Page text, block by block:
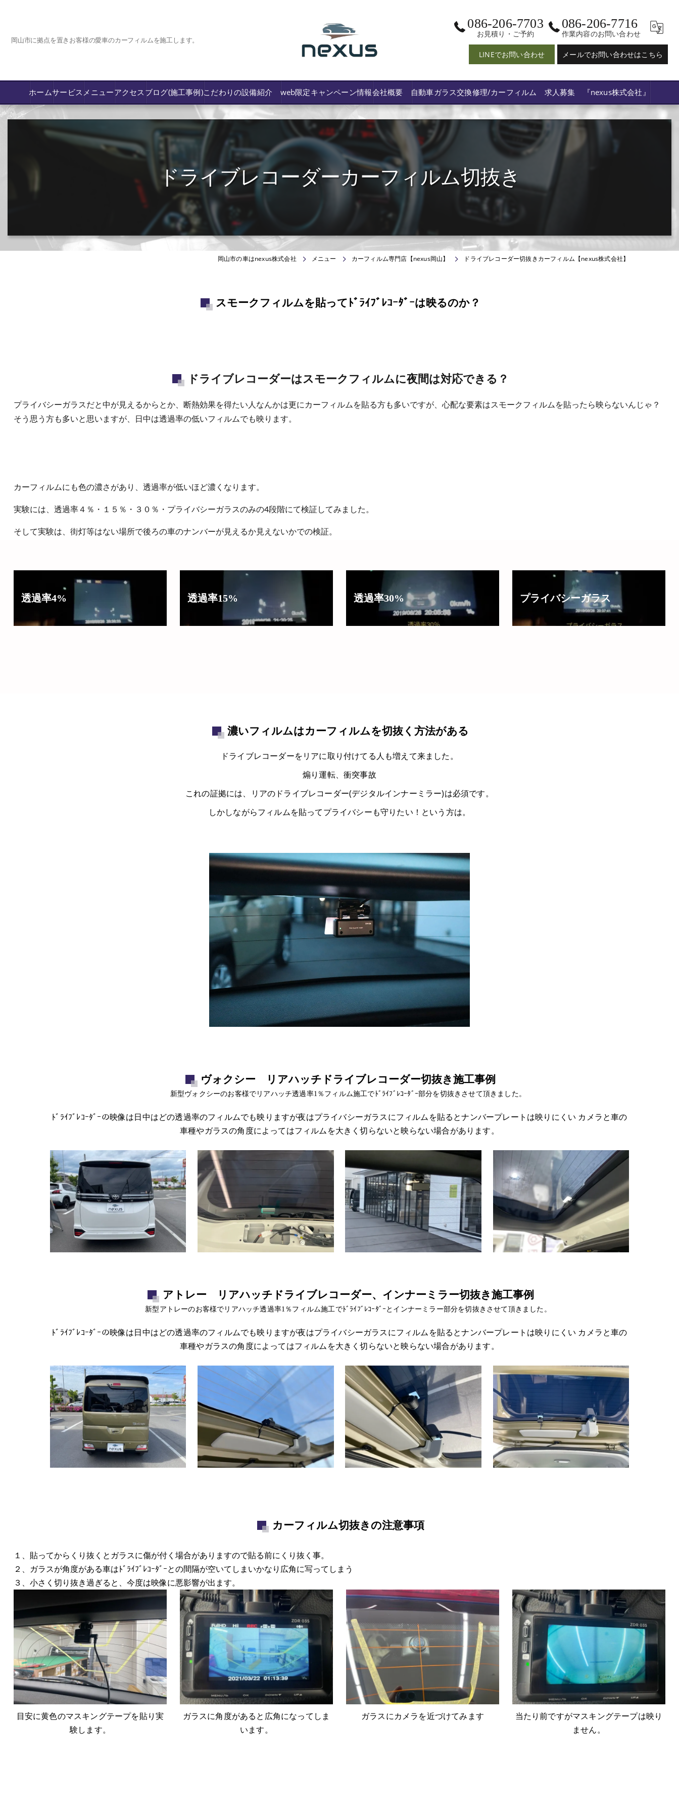
岡山市に拠点を置きお客様の愛車のカーフィルムを施工します。
086-206-7703
お見積り・ご予約
086-206-7716
作業内容のお問い合わせ
LINEでお問い合わせ メールでお問い合わせはこちら
ホームサービス メニュー
カーフィルム専門店【nexus岡山】
フロントガラス飛び石傷/補修修理か交換/費用や保険修理の可否など解説
鈑金修理･塗装
PPF プロテクションフィルム
カー用品取付･車販売･買取(ﾄﾞﾗﾚｺ･ﾅﾋﾞ等)
アクセス ブログ(施工事例)こだわりの設備紹介 web限定キャンペーン情報会社概要 自動車ガラス交換修理/カーフィルム 求人募集 『nexus株式会社』
ドライブレコーダーカーフィルム切抜き
岡山市の車はnexus株式会社 メニュー カーフィルム専門店【nexus岡山】 ドライブレコーダー切抜きカーフィルム【nexus株式会社】
スモークフィルムを貼ってﾄﾞﾗｲﾌﾞﾚｺｰﾀﾞｰは映るのか？
ドライブレコーダーはスモークフィルムに夜間は対応できる？
プライバシーガラスだと中が見えるからとか、断熱効果を得たい人なんかは更にカーフィルムを貼る方も多いですが、心配な要素はスモークフィルムを貼ったら映らないんじゃ？
そう思う方も多いと思いますが、日中は透過率の低いフィルムでも映ります。
カーフィルムにも色の濃さがあり、透過率が低いほど濃くなります。
実験には、透過率４％・１５％・３０％・プライバシーガラスのみの4段階にて検証してみました。
そして実験は、街灯等はない場所で後ろの車のナンバーが見えるか見えないかでの検証。
透過率4% 透過率15% 透過率30% プライバシーガラス
濃いフィルムはカーフィルムを切抜く方法がある
ドライブレコーダーをリアに取り付けてる人も増えて来ました。
煽り運転、衝突事故
これの証拠には、リアのドライブレコーダー(デジタルインナーミラー)は必須です。
しかしながらフィルムを貼ってプライバシーも守りたい！という方は。
ヴォクシー リアハッチドライブレコーダー切抜き施工事例
新型ヴォクシーのお客様でリアハッチ透過率1％フィルム施工でﾄﾞﾗｲﾌﾞﾚｺｰﾀﾞｰ部分を切抜きさせて頂きました。
ﾄﾞﾗｲﾌﾞﾚｺｰﾀﾞｰの映像は日中はどの透過率のフィルムでも映りますが夜はプライバシーガラスにフィルムを貼るとナンバープレートは映りにくい カメラと車の
車種やガラスの角度によってはフィルムを大きく切らないと映らない場合があります。
アトレー リアハッチドライブレコーダー、インナーミラー切抜き施工事例
新型アトレーのお客様でリアハッチ透過率1％フィルム施工でﾄﾞﾗｲﾌﾞﾚｺｰﾀﾞｰとインナーミラー部分を切抜きさせて頂きました。
ﾄﾞﾗｲﾌﾞﾚｺｰﾀﾞｰの映像は日中はどの透過率のフィルムでも映りますが夜はプライバシーガラスにフィルムを貼るとナンバープレートは映りにくい カメラと車の
車種やガラスの角度によってはフィルムを大きく切らないと映らない場合があります。
カーフィルム切抜きの注意事項
１、貼ってからくり抜くとガラスに傷が付く場合がありますので貼る前にくり抜く事。
２、ガラスが角度がある車はﾄﾞﾗｲﾌﾞﾚｺｰﾀﾞｰとの間隔が空いてしまいかなり広角に写ってしまう
３、小さく切り抜き過ぎると、今度は映像に悪影響が出ます。
目安に黄色のマスキングテープを貼り実
験します。
ガラスに角度があると広角になってしま
います。
ガラスにカメラを近づけてみます
当たり前ですがマスキングテープは映り
ません。